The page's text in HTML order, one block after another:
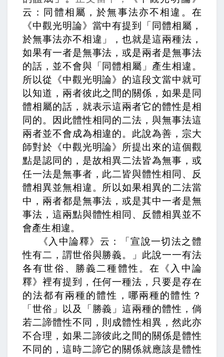
云：同體相屬，於無事法亦不相違。 在
《中觀光明論》當中有提到「同體相屬，
於無事法亦不相違」，也就是這兩種法，
如果有一者是無事法，或是兩者是無事法
的話，並不會與「同體相屬」產生相違。
所以從《中觀光明論》的這段文當中就可
以知道，兩者彼此之間的關係，如果是同
體相屬的話，就表示這兩者它的體性是相
同的。因此體性相同的二法，與無事法這
兩者並不會成為相違的。 此說為善， 宗大
師對於《中觀光明論》所提出來的這個觀
點是認同的， 是故相異二法皆為無事，或
任一法是無事者，此二皆與體性相同、反
體相異並無相違。 所以如果相異的二法當
中，兩者都是無事法，或是其中一者是無
事法，這兩點與體性相同、反體相異並不
會產生相違。
《入中論釋》云：「宣說一切法之體
性有二，謂世俗與勝義。」此說一一有法
各有世俗、勝義二種體性。在《入中論
釋》裡有提到，任何一種法，只要是存在
的法都有兩種的體性，哪兩種的體性？
「世俗」以及「勝義」這兩種的體性， 倘
若二諦體性不同，則成體性相異，然此亦
不合理， 如果二諦彼此之間的關係是體性
不同的，這時二諦它的關係就應該是體性